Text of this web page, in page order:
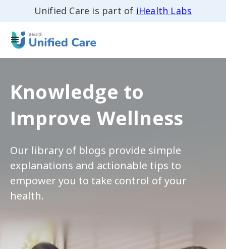
Unified Care is part of iHealth Labs
Knowledge to
Improve Wellness
Our library of blogs provide simple
explanations and actionable tips to
empower you to take control of your
health.